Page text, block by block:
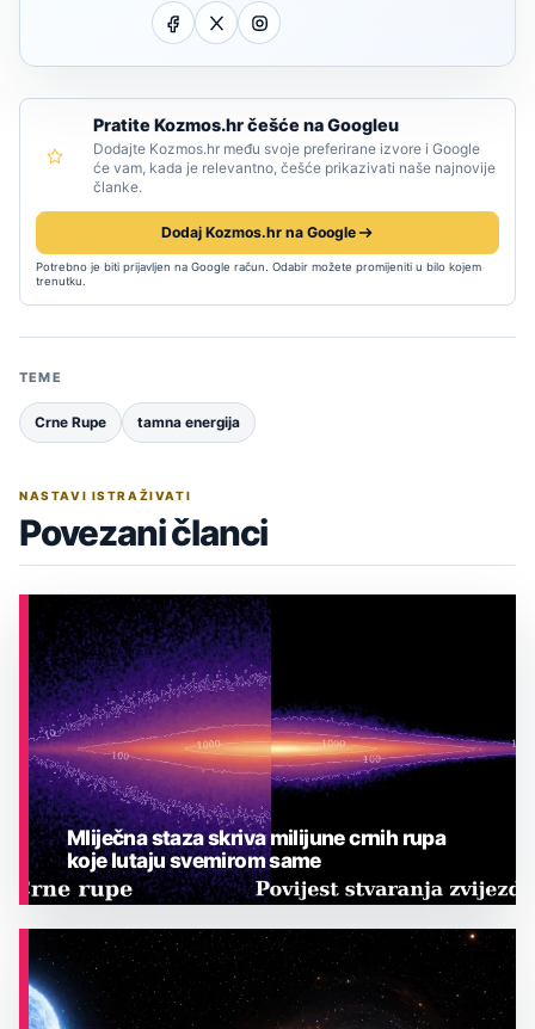
Pratite Kozmos.hr češće na Googleu
Dodajte Kozmos.hr među svoje preferirane izvore i Google
će vam, kada je relevantno, češće prikazivati naše najnovije
članke.
Dodaj Kozmos.hr na Google
Potrebno je biti prijavljen na Google račun. Odabir možete promijeniti u bilo kojem
trenutku.
TEME
Crne Rupe tamna energija
NASTAVI ISTRAŽIVATI
Povezani članci
ASTRONOMIJA
Mliječna staza skriva milijune crnih rupa
koje lutaju svemirom same